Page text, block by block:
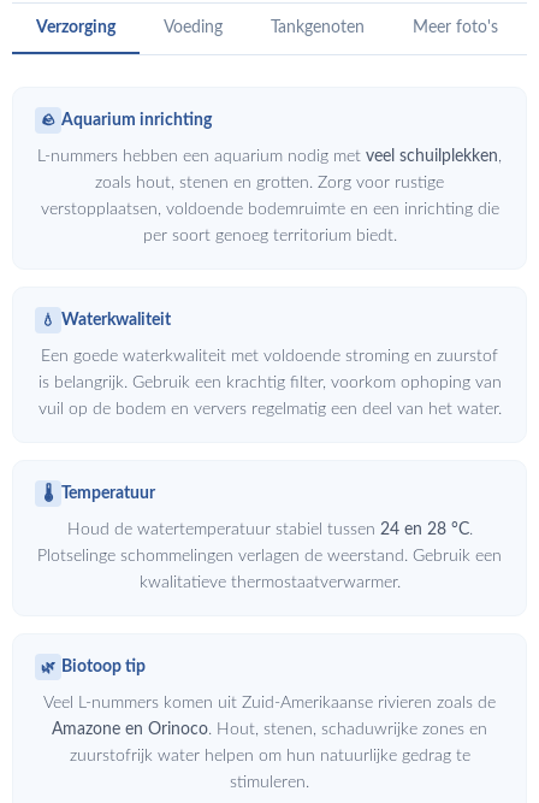
Verzorging Voeding Tankgenoten Meer foto's
🪨 Aquarium inrichting
L-nummers hebben een aquarium nodig met veel schuilplekken,
zoals hout, stenen en grotten. Zorg voor rustige
verstopplaatsen, voldoende bodemruimte en een inrichting die
per soort genoeg territorium biedt.
💧 Waterkwaliteit
Een goede waterkwaliteit met voldoende stroming en zuurstof
is belangrijk. Gebruik een krachtig filter, voorkom ophoping van
vuil op de bodem en ververs regelmatig een deel van het water.
🌡️ Temperatuur
Houd de watertemperatuur stabiel tussen 24 en 28 °C.
Plotselinge schommelingen verlagen de weerstand. Gebruik een
kwalitatieve thermostaatverwarmer.
🌿 Biotoop tip
Veel L-nummers komen uit Zuid-Amerikaanse rivieren zoals de
Amazone en Orinoco. Hout, stenen, schaduwrijke zones en
zuurstofrijk water helpen om hun natuurlijke gedrag te
stimuleren.